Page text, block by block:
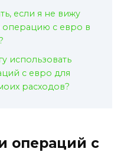
если я не вижу
с евро в
использовать
с евро для
расходов?
операций с